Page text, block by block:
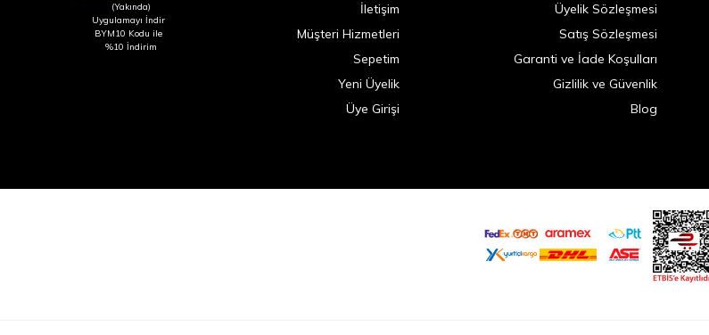
Üyelik Sözleşmesi
Satış Sözleşmesi
Garanti ve İade Koşulları
Gizlilik ve Güvenlik
Blog
İletişim
Müşteri Hizmetleri
Sepetim
Yeni Üyelik
Üye Girişi
(Yakında)
Uygulamayı İndir
BYM10 Kodu ile
%10 İndirim